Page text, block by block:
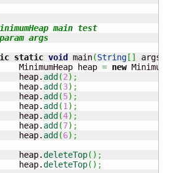
static void main(String [ ] args
		MinimumHeap heap
= new MinimumHeap
		heap.
add (2) ;
		heap.
add (3) ;
		heap.
add (5) ;
		heap.
add (1 ) ;
		heap.
add (4) ;
		heap.
add (7) ;
		heap.
add (6) ;
		heap.
deleteTop( ) ;
		heap.
deleteTop( ) ;